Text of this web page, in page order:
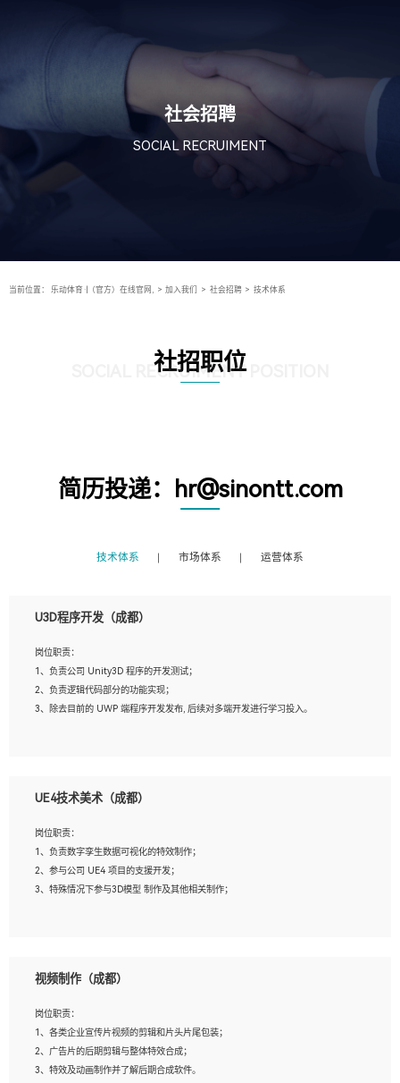
社会招聘
SOCIAL RECRUIMENT
当前位置： 乐动体育·|（官方）在线官网, > 加入我们 > 社会招聘 > 技术体系
社招职位
SOCIAL RECRUIMENT POSITION
简历投递：hr@sinontt.com
技术体系 市场体系 运营体系
U3D程序开发（成都）
岗位职责：
1、负责公司 Unity3D 程序的开发测试；
2、负责逻辑代码部分的功能实现；
3、除去目前的 UWP 端程序开发发布, 后续对多端开发进行学习投入。
2、熟练掌握 Unity3D 程序开发，精通 C# 语言开发；
4、有良好的沟通能力和团队合作意识；
5、开发过 HoloLens 程序者优先。
UE4技术美术（成都）
岗位职责：
1、负责数字孪生数据可视化的特效制作；
2、参与公司 UE4 项目的支援开发；
3、特殊情况下参与3D模型 制作及其他相关制作；
上；
3、想象力丰富, 有一定的艺术审美深度；
4、有良好的场景特效搭建功底；
5、熟悉 3Ds Max 或者 Maya；
6、有良好的沟通能力和团队合作意识；
视频制作（成都）
岗位职责：
1、各类企业宣传片视频的剪辑和片头片尾包装；
2、广告片的后期剪辑与整体特效合成；
3、特效及动画制作并了解后期合成软件。